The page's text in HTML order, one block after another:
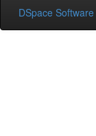
DSpace Software